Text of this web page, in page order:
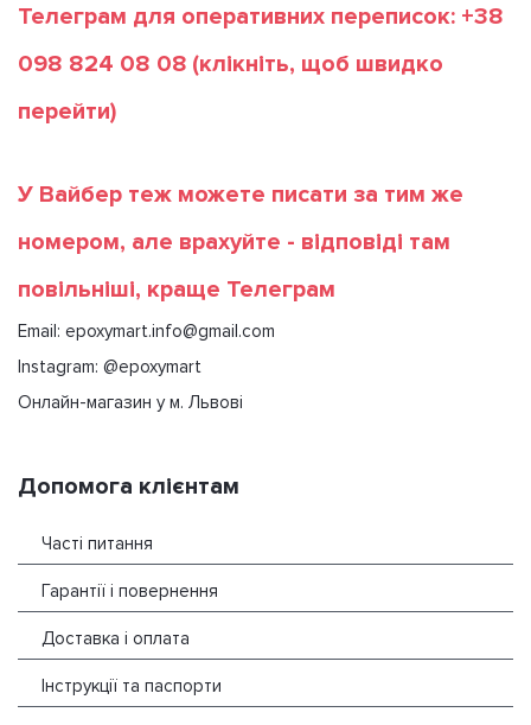
Телеграм для оперативних переписок: +38
098 824 08 08 (клікніть, щоб швидко
перейти)
У Вайбер теж можете писати за тим же
номером, але врахуйте - відповіді там
повільніші, краще Телеграм
Email: epoxymart.info@gmail.com
Instagram: @epoxymart
Онлайн-магазин у м. Львові
Допомога клієнтам
Часті питання
Гарантії і повернення
Доставка і оплата
Інструкції та паспорти